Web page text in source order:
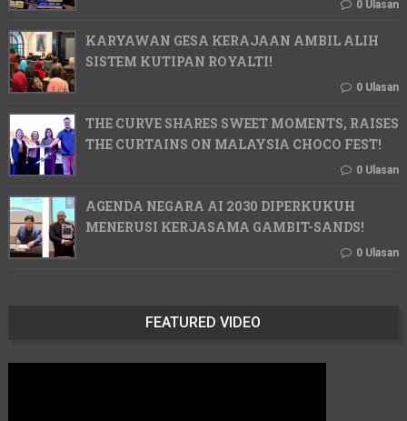
0 Ulasan
KARYAWAN GESA KERAJAAN AMBIL ALIH
SISTEM KUTIPAN ROYALTI!
0 Ulasan
THE CURVE SHARES SWEET MOMENTS, RAISES
THE CURTAINS ON MALAYSIA CHOCO FEST!
0 Ulasan
AGENDA NEGARA AI 2030 DIPERKUKUH
MENERUSI KERJASAMA GAMBIT-SANDS!
0 Ulasan
FEATURED VIDEO